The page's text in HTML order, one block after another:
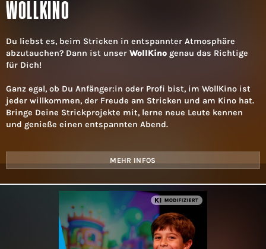
WOLLKINO
Du liebst es, beim Stricken in entspannter Atmosphäre
abzutauchen? Dann ist unser WollKino genau das Richtige
für Dich!
Ganz egal, ob Du Anfänger:in oder Profi bist, im WollKino ist
jeder willkommen, der Freude am Stricken und am Kino hat.
Bringe Deine Strickprojekte mit, lerne neue Leute kennen
und genieße einen entspannten Abend.
MEHR INFOS